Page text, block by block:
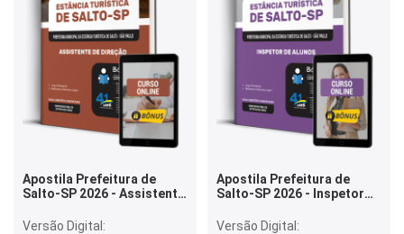
Apostila Prefeitura de
Salto-SP 2026 - Assistente
Versão Digital:
Apostila Prefeitura de
Salto-SP 2026 - Inspetor
Versão Digital: